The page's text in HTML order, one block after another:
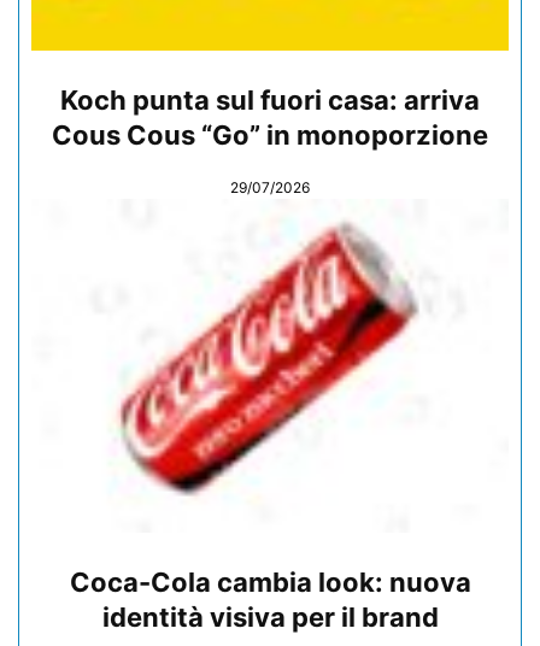
Koch punta sul fuori casa: arriva
Cous Cous “Go” in monoporzione
29/07/2026
Coca-Cola cambia look: nuova
identità visiva per il brand